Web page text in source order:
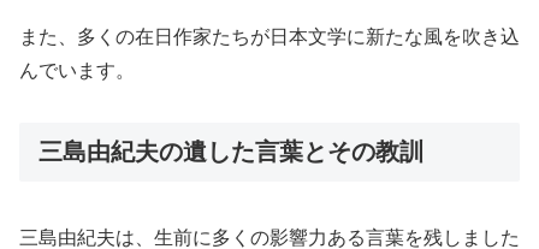
また、多くの在日作家たちが日本文学に新たな風を吹き込
んでいます。
三島由紀夫の遺した言葉とその教訓
三島由紀夫は、生前に多くの影響力ある言葉を残しました